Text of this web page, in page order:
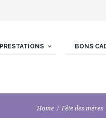
PRESTATIONS BONS
Home Fête des mères